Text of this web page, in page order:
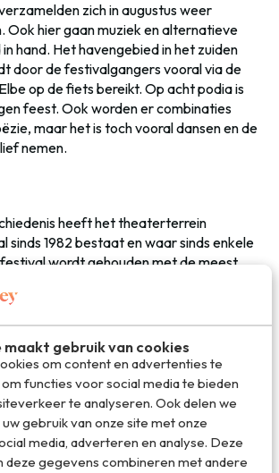
gebruik van cookies
om content en advertenties te
functies voor social media te bieden
te analyseren. Ook delen we
gebruik van onze site met onze
media, adverteren en analyse. Deze
deze gegevens combineren met andere
zich in augustus weer
hier gaan muziek en alternatieve
hand. Het havengebied in het zuiden
door de festivalgangers vooral via de
op de fiets bereikt. Op acht podia is
feest. Ook worden er combinaties
maar het is toch vooral dansen en de
nemen.
heeft het theaterterrein
sinds 1982 bestaat en waar sinds enkele
wordt gehouden met de meest
voorstellingen. Het festival is bekend en
die worden gelegd tussen
dans, poppentheater, muziek, klassiek
de voorstelling The Season van
vooral draait om de kunst van het
wat wordt ondersteund door prachtige
strijkkwartet. Het is theaterkunst die
zoals eigenlijk ieder festival.